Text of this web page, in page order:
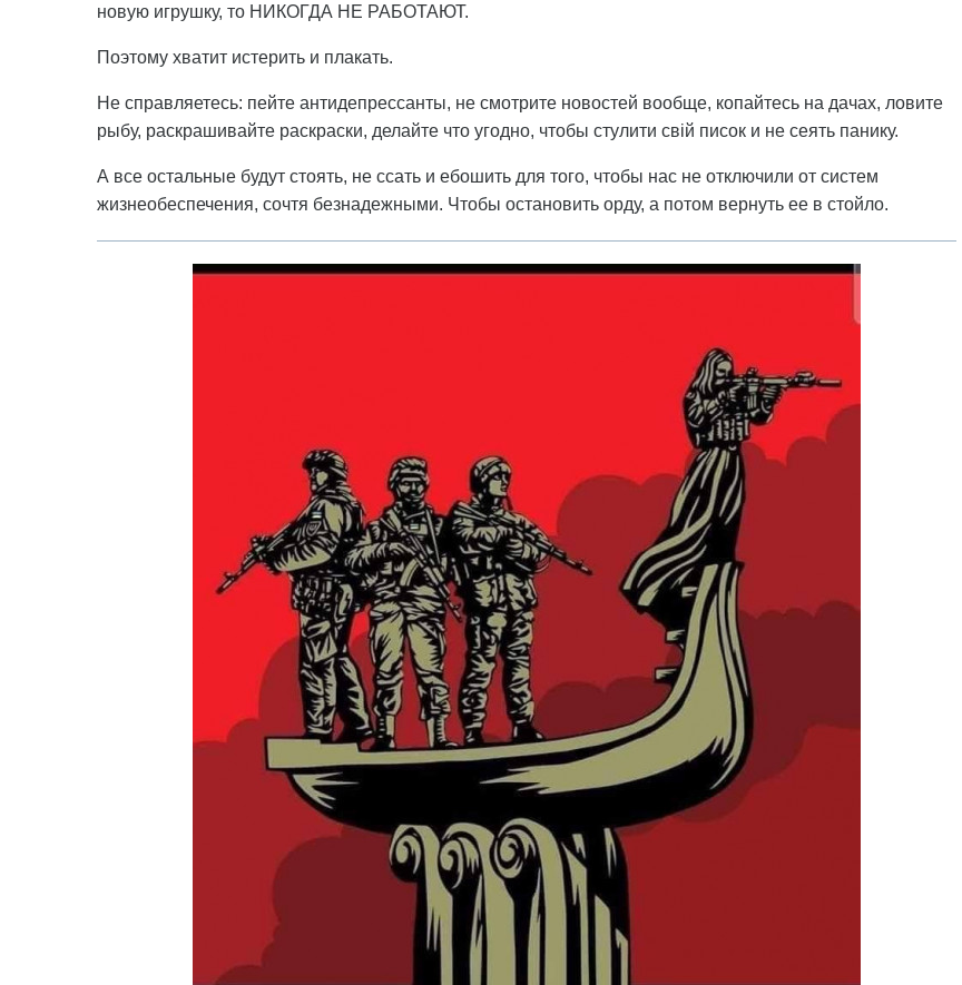
новую игрушку, то НИКОГДА НЕ РАБОТАЮТ.
Поэтому хватит истерить и плакать.
Не справляетесь: пейте антидепрессанты, не смотрите новостей вообще, копайтесь на дачах, ловите
рыбу, раскрашивайте раскраски, делайте что угодно, чтобы стулити свій писок и не сеять панику.
А все остальные будут стоять, не ссать и ебошить для того, чтобы нас не отключили от систем
жизнеобеспечения, сочтя безнадежными. Чтобы остановить орду, а потом вернуть ее в стойло.